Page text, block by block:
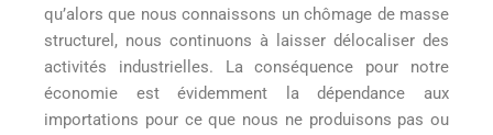
qu’alors que nous connaissons un chômage de masse
structurel, nous continuons à laisser délocaliser des
activités industrielles. La conséquence pour notre
économie est évidemment la dépendance aux
importations pour ce que nous ne produisons pas ou